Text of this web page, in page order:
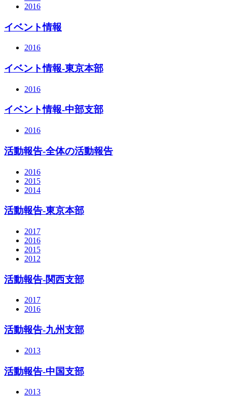
2016
イベント情報
2016
イベント情報-東京本部
2016
イベント情報-中部支部
2016
活動報告-全体の活動報告
2016
2015
2014
活動報告-東京本部
2017
2016
2015
2012
活動報告-関西支部
2017
2016
活動報告-九州支部
2013
活動報告-中国支部
2013